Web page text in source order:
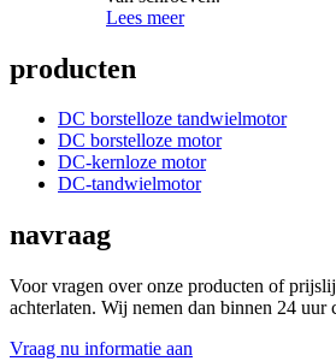
Lees meer
producten
DC borstelloze tandwielmotor
DC borstelloze motor
DC-kernloze motor
DC-tandwielmotor
navraag
Voor vragen over onze producten of
achterlaten. Wij nemen dan binnen 24 uur
Vraag nu informatie aan